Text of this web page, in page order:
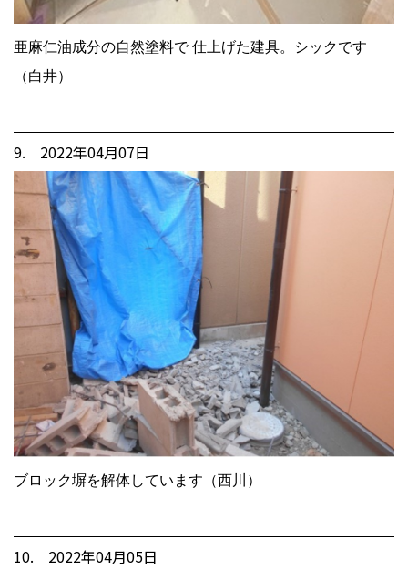
亜麻仁油成分の自然塗料で 仕上げた建具。シックです
（白井）
9. 2022年04月07日
ブロック塀を解体しています（西川）
10. 2022年04月05日